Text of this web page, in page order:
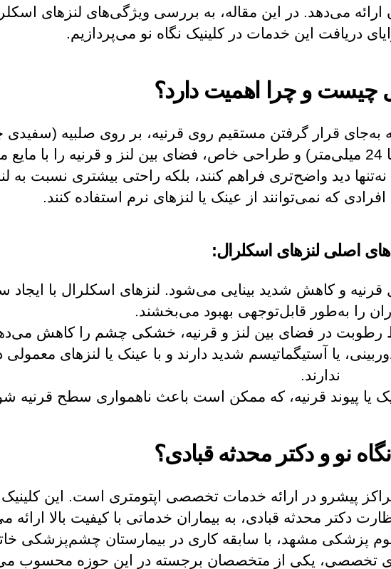
می‌دهد. در این مقاله، به بررسی ویژگی‌های لنزهای
دریافت این خدمات در کلینیک نگاه نو می‌پردازیم.
چیست و چرا اهمیت دارد؟
به‌جای قرار گرفتن مستقیم روی قرنیه، بر روی صلبیه (سفیدی
می‌گیرند. این لنزها به دلیل قطر بزرگ‌تر (بین 14.5 تا 24 میلی‌متر) و طراحی خاص، فضای بین لنز و قرنیه
دید واضح‌تری فراهم کنند، بلکه راحتی بیشتری نسبت به
که نمی‌توانند از عینک یا لنزهای نرم استفاده کنند.
اصلی لنزهای اسکلرال:
قرنیه و کاهش شدید بینایی می‌شود. لنزهای اسکلرال با
را به‌طور قابل‌توجهی بهبود می‌بخشند.
در فضای بین لنز و قرنیه، خشکی چشم را کاهش
یا آستیگماتیسم شدید دارند و با عینک یا لنزهای
ندارند.
پیوند قرنیه، که ممکن است باعث ناهمواری سطح قرنیه
نو و دکتر محدثه قبادی؟
پیشرو در ارائه خدمات تخصصی اپتومتری است. این کلینیک
دکتر محدثه قبادی، به بیماران خدماتی با کیفیت بالا ارائه
پزشکی مشهد، با سابقه کاری در بیمارستان چشم‌پزشکی
تخصصی، یکی از متخصصان برجسته در این حوزه محسوب